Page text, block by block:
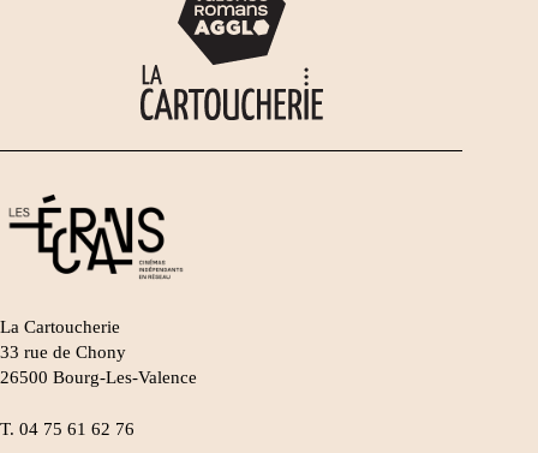
La Cartoucherie
33 rue de Chony
26500 Bourg-Les-Valence
T. 04 75 61 62 76